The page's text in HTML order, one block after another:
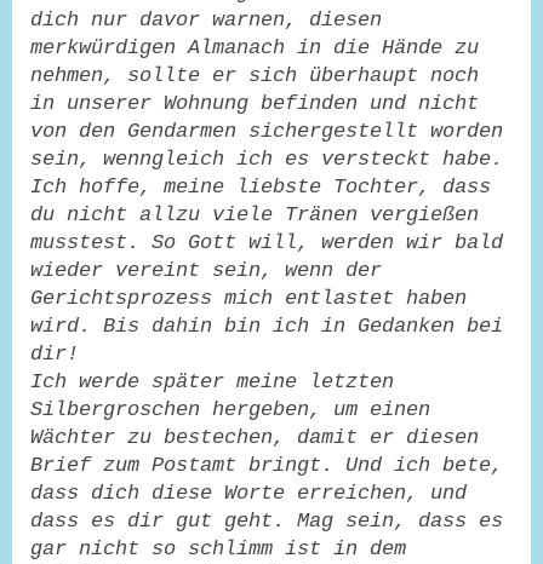
dich nur davor warnen, diesen
merkwürdigen Almanach in die Hände zu
nehmen, sollte er sich überhaupt noch
in unserer Wohnung befinden und nicht
von den Gendarmen sichergestellt worden
sein, wenngleich ich es versteckt habe.
Ich hoffe, meine liebste Tochter, dass
du nicht allzu viele Tränen vergießen
musstest. So Gott will, werden wir bald
wieder vereint sein, wenn der
Gerichtsprozess mich entlastet haben
wird. Bis dahin bin ich in Gedanken bei
dir!
Ich werde später meine letzten
Silbergroschen hergeben, um einen
Wächter zu bestechen, damit er diesen
Brief zum Postamt bringt. Und ich bete,
dass dich diese Worte erreichen, und
dass es dir gut geht. Mag sein, dass es
gar nicht so schlimm ist in dem